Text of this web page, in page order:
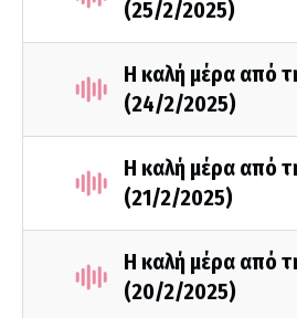
(25/2/2025)
Η καλή μέρα από
(24/2/2025)
Η καλή μέρα από
(21/2/2025)
Η καλή μέρα από
(20/2/2025)